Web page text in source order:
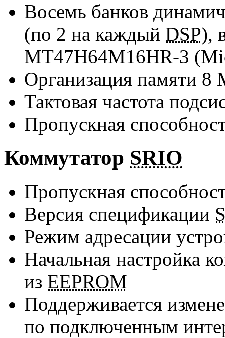
Восемь банков
(по 2 на каждый DSP),
MT47H64M16HR-3
Организация памяти 8
Тактовая частота
Пропускная
Коммутатор SRIO
Пропускная
Версия спецификации
Режим адресации
Начальная настройка
из EEPROM
Поддерживается
по подключенным